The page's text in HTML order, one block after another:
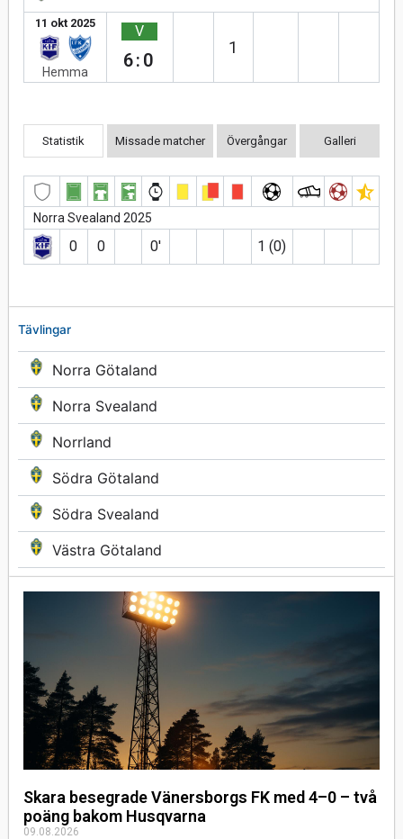
Tävlingar
Norra Götaland
Norra Svealand
Norrland
Södra Götaland
Södra Svealand
Västra Götaland
Skara besegrade Vänersborgs FK med 4–0 – två
poäng bakom Husqvarna
09.08.2026
11 okt 2025
Hemma
V
6:0
1
Statistik Missade matcher Övergångar Galleri
Norra Svealand 2025
0 0 0′ 1 (0)